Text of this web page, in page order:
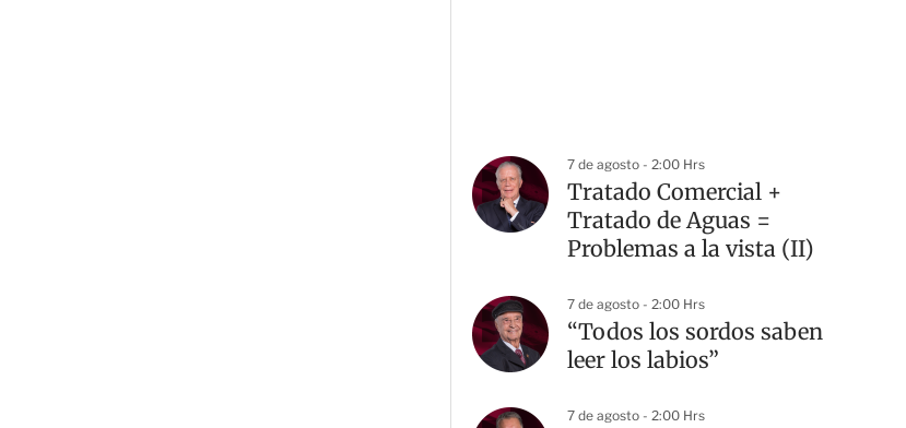
7 de agosto - 2:00 Hrs
Tratado Comercial +
Tratado de Aguas =
Problemas a la vista (II)
7 de agosto - 2:00 Hrs
“Todos los sordos saben
leer los labios”
7 de agosto - 2:00 Hrs